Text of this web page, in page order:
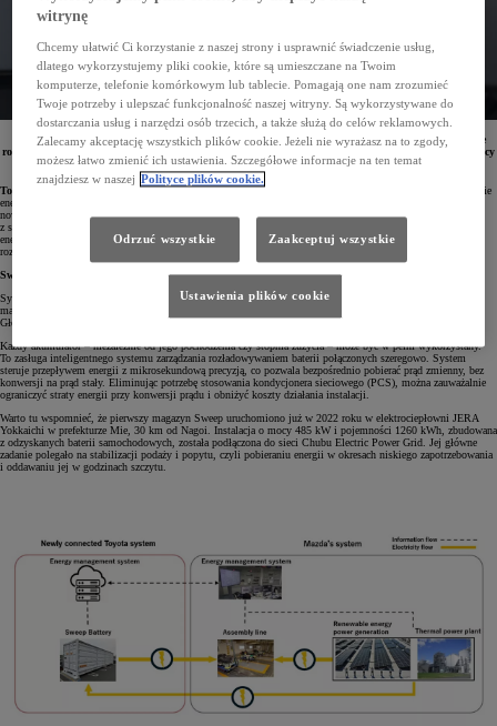
Toyota i Mazda rozpoczęły testy nowego systemu magazynowania energii Sweep. Jest to nowoczesne
rozwiązanie, które pozwala w pełni wykorzystywać pojemność zużytych baterii, niezależnie od ich mocy
czy stopnia wyeksploatowania. Ogranicza to straty energii i emisję CO
Toyota Motor Corporation (TMC) oraz Mazda Motor Corporation (Mazda)
opracowują nowe technologie
energetyczne, które w przyszłości mają wzmocnić konkurencyjność przemysłu.
nowoczesnego ekosystemu baterii Sweep. Infrastruktura energetyczna Mazdy w Hiroszimie została połączona
z systemem Toyoty, który wykorzystuje zużyte akumulatory samochodowe do inteligentnego zarządzania
energią. Rozwiązanie to pozwala precyzyjnie monitorować stabilny i efektywny proces ładowania oraz
rozładowywania baterii.
Sweep – drugie życie dla samochodowych baterii
System magazynowania energii o nazwie Sweep stabilizuje zapotrzebowanie na energię, zapobiegając jej
marnowaniu. Opracowane przez Toyota Motor Corporation rozwiązanie pozwala korzystać z zużytych baterii.
Głównym źródłem ich pozyskania są samochody ze zelektryfikowanymi napędami.
Każdy akumulator – niezależnie od jego pochodzenia czy stopnia zużycia – może być w pełni wykorzystany.
To zasługa inteligentnego systemu zarządzania rozładowywaniem baterii połączonych szeregowo. System
steruje przepływem energii z mikrosekundową precyzją, co pozwala bezpośrednio pobierać prąd zmienny, bez
konwersji na prąd stały. Eliminując potrzebę stosowania kondycjonera sieciowego (PCS), można zauważalnie
ograniczyć straty energii przy konwersji prądu i obniżyć koszty działania instalacji.
Warto tu wspomnieć, że pierwszy magazyn Sweep uruchomiono już w 2022 roku w elektrociepłowni JERA
Yokkaichi w prefekturze Mie, 30 km od Nagoi. Instalacja o mocy 485 kW i pojemności 1260 kWh, zbudowana
z odzyskanych baterii samochodowych, została podłączona do sieci Chubu Electric Power Grid. Jej główne
zadanie polegało na stabilizacji podaży i popytu, czyli pobieraniu energii w okresach niskiego zapotrzebowania
i oddawaniu jej w godzinach szczytu.
witrynę
Chcemy ułatwić Ci korzystanie z naszej strony i usprawnić świadczenie usług,
dlatego wykorzystujemy pliki cookie, które są umieszczane na Twoim
komputerze, telefonie komórkowym lub tablecie. Pomagają one nam zrozumieć
Twoje potrzeby i ulepszać funkcjonalność naszej witryny. Są wykorzystywane do
dostarczania usług i narzędzi osób trzecich, a także służą do celów reklamowych.
Zalecamy akceptację wszystkich plików cookie. Jeżeli nie wyrażasz na to zgody,
możesz łatwo zmienić ich ustawienia. Szczegółowe informacje na ten temat
znajdziesz w naszej Polityce plików cookie.
Odrzuć wszystkie Zaakceptuj wszystkie
Ustawienia plików cookie